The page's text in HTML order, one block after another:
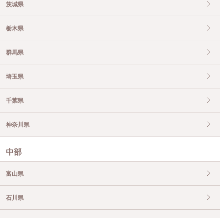
茨城県
栃木県
群馬県
埼玉県
千葉県
神奈川県
中部
富山県
石川県